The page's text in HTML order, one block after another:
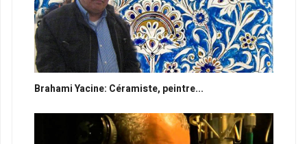
Brahami Yacine: Céramiste, peintre...